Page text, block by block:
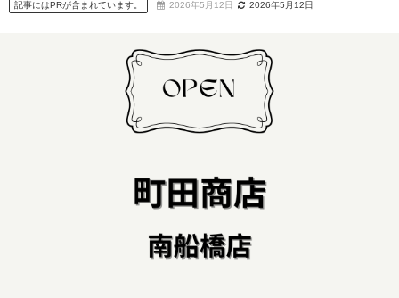
記事にはPRが含まれています。 2026年5月12日 2026年5月12日